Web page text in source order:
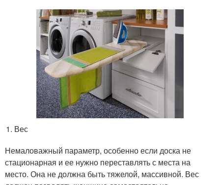
Вес
Немаловажный параметр, особенно если доска не
стационарная и ее нужно переставлять с места на
место. Она не должна быть тяжелой, массивной. Вес